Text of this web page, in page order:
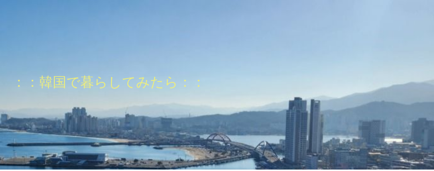
：：韓国で暮らしてみたら：：